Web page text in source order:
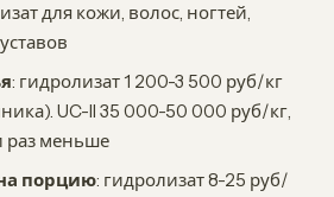
для кожи, волос, ногтей,
: гидролизат 1 200-3 500 руб/кг
UC-II 35 000-50 000 руб/кг,
раз меньше
порцию: гидролизат 8-25 руб/